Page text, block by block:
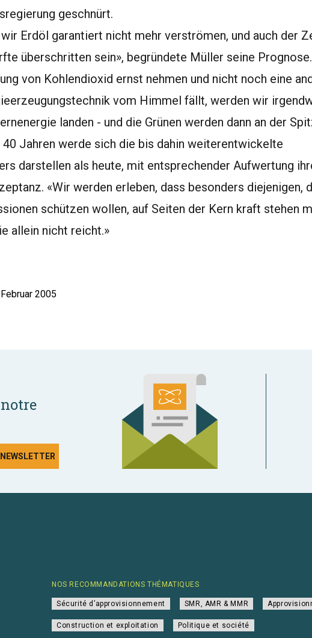
geschnürt.
Erdöl garantiert nicht mehr verströmen, und auch der
überschritten sein», begründete Müller seine Prognose.
von Kohlendioxid ernst nehmen und nicht noch eine
vom Himmel fällt, werden wir
landen - und die Grünen werden dann an der
40 Jahren werde sich die bis dahin weiterentwickelte
darstellen als heute, mit entsprechender Aufwertung
«Wir werden erleben, dass besonders diejenigen,
schützen wollen, auf Seiten der Kern kraft stehen
allein nicht reicht.»
2005
NOS RECOMMANDATIONS THÉMATIQUES
Sécurité d’approvisionnement SMR, AMR & MMR
Construction et exploitation Politique et société